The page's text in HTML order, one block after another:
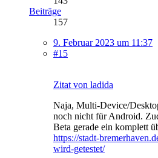
Beiträge
157
9. Februar 2023 um 11:37
#15
Zitat von ladida
Naja, Multi-Device/
noch nicht für Android.
Beta gerade ein komplett
https://stadt-
wird-getestet/